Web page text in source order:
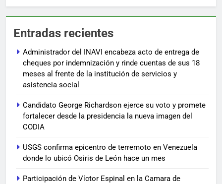
Entradas recientes
Administrador del INAVI encabeza acto de entrega de
cheques por indemnización y rinde cuentas de sus 18
meses al frente de la institución de servicios y
asistencia social
Candidato George Richardson ejerce su voto y promete
fortalecer desde la presidencia la nueva imagen del
CODIA
USGS confirma epicentro de terremoto en Venezuela
donde lo ubicó Osiris de León hace un mes
Participación de Víctor Espinal en la Camara de